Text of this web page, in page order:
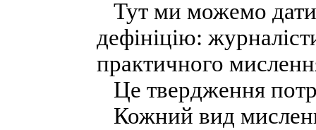
Тут ми можемо
дефініцію:
практичного
Це твердження
Кожний вид